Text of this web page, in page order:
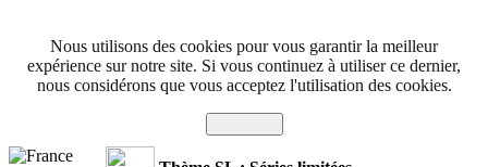
Nous utilisons des cookies pour vous garantir la meilleur
expérience sur notre site. Si vous continuez à utiliser ce dernier,
nous considérons que vous acceptez l'utilisation des cookies.